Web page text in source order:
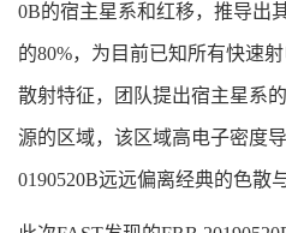
0B的宿主星系和红移，推导出
的80%，为目前已知所有快速
散射特征，团队提出宿主星系
源的区域，该区域高电子密度
0190520B远远偏离经典的色散